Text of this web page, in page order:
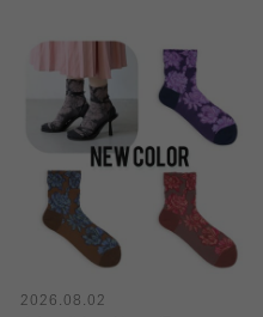
2026.08.02